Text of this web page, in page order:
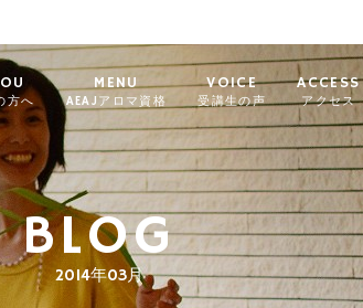
方へ
MENU
AEAJアロマ資格
VOICE
受講生の声
ACCESS
アクセス
BLOG
2014年03月